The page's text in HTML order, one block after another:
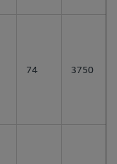
74 3750